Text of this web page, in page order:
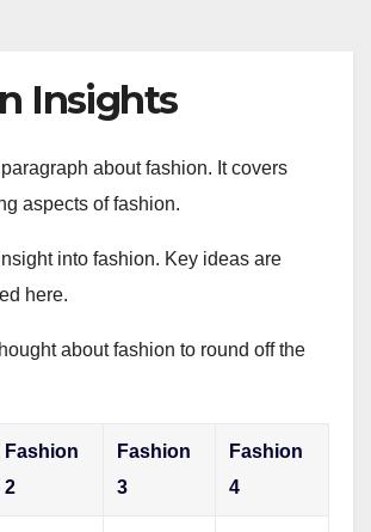
Insights
about fashion. It covers
aspects of fashion.
into fashion. Key ideas are
here.
about fashion to round off the
Fashion
2
Fashion
3
Fashion
4